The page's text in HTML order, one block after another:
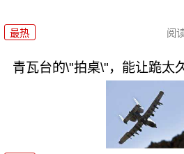
最热 阅
青瓦台的\"拍桌\"，能让跪太